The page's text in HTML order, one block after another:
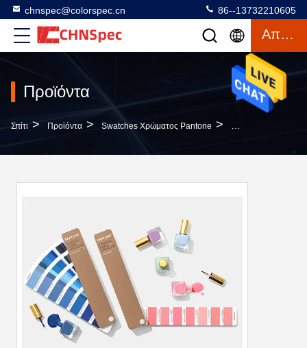
chnspec@colorspec.cn 86--13732210605
Απόσπασμα
Προϊόντα
Σπίτι > Προϊόντα > Swatches Χρώματος Pantone > Λεπτά Swatches